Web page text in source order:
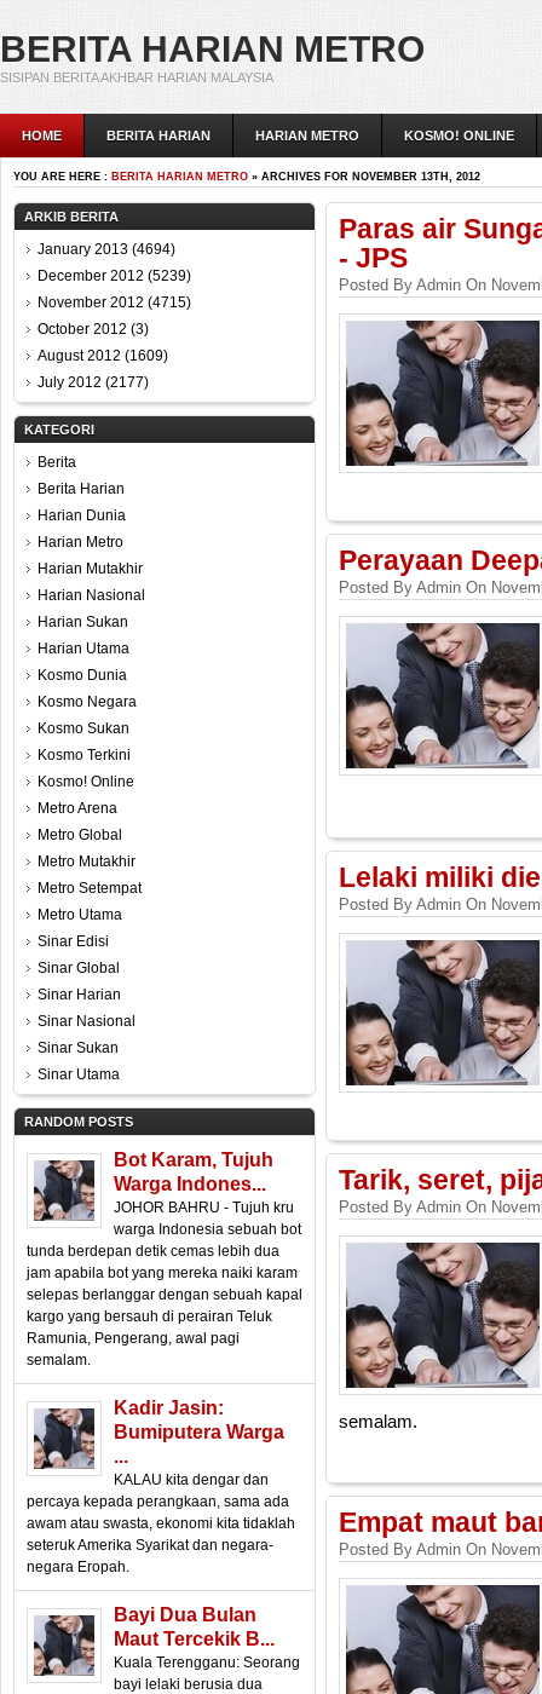
BERITA HARIAN METRO
SISIPAN BERITA AKHBAR HARIAN MALAYSIA
HOME BERITA HARIAN HARIAN METRO KOSMO! ONLINE
YOU ARE HERE : BERITA HARIAN METRO » ARCHIVES FOR NOVEMBER 13TH, 2012
ARKIB BERITA
January 2013 (4694)
December 2012 (5239)
November 2012 (4715)
October 2012 (3)
August 2012 (1609)
July 2012 (2177)
KATEGORI
Berita
Berita Harian
Harian Dunia
Harian Metro
Harian Mutakhir
Harian Nasional
Harian Sukan
Harian Utama
Kosmo Dunia
Kosmo Negara
Kosmo Sukan
Kosmo Terkini
Kosmo! Online
Metro Arena
Metro Global
Metro Mutakhir
Metro Setempat
Metro Utama
Sinar Edisi
Sinar Global
Sinar Harian
Sinar Nasional
Sinar Sukan
Sinar Utama
RANDOM POSTS
Bot Karam, Tujuh
Warga Indones...
JOHOR BAHRU - Tujuh kru
warga Indonesia sebuah bot
tunda berdepan detik cemas lebih dua
jam apabila bot yang mereka naiki karam
selepas berlanggar dengan sebuah kapal
kargo yang bersauh di perairan Teluk
Ramunia, Pengerang, awal pagi
semalam.
Kadir Jasin:
Bumiputera Warga
...
KALAU kita dengar dan
percaya kepada perangkaan, sama ada
awam atau swasta, ekonomi kita tidaklah
seteruk Amerika Syarikat dan negara-
negara Eropah.
Bayi Dua Bulan
Maut Tercekik B...
Kuala Terengganu: Seorang
bayi lelaki berusia dua
Paras air
- JPS
Posted By Admin On
Perayaan
Posted By Admin On
Lelaki miliki
Posted By Admin On
Tarik, seret,
Posted By Admin On
semalam.
Empat maut
Posted By Admin On